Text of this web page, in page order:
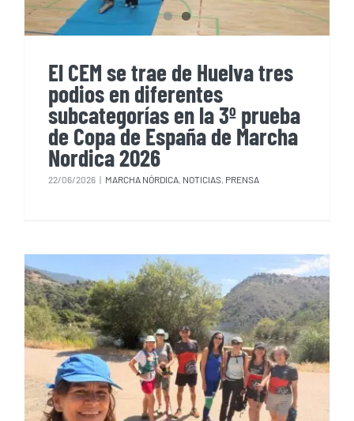
El CEM se trae de Huelva tres
podios en diferentes
subcategorías en la 3º prueba
de Copa de España de Marcha
Nordica 2026
22/06/2026 | MARCHA NÓRDICA, NOTICIAS, PRENSA
Actividad multidisciplinar de
CxM, Marcha Nórdica y
Senderismo con baño en las
pozas de Benahavis.